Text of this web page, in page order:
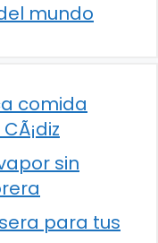
mundo
comida
sin
para tus